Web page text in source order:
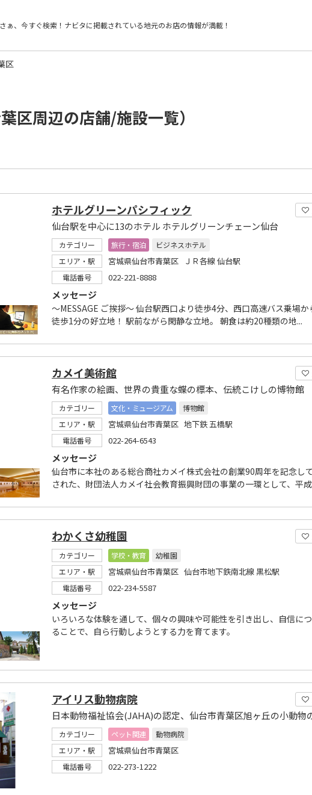
さぁ、今すぐ検索！ ナビタに掲載されている地元のお店の情報が満載！
区
区周辺の店舗/施設一覧）
ホテルグリーンパシフィック
仙台駅を中心に13のホテル ホテルグリーンチェーン仙台
カテゴリー 旅行・宿泊
ビジネスホテル
エリア・駅
宮城県仙台市青葉区 ＪＲ各線 仙台駅
電話番号 022-221-8888
メッセージ
～MESSAGE ご挨拶～ 仙台駅西口より徒歩4分、西口高速バス乗場か
徒歩1分の好立地！ 駅前ながら閑静な立地。 朝食は約20種類の地...
カメイ美術館
有名作家の絵画、世界の貴重な蝶の標本、伝統こけしの博物館
カテゴリー 文化・ミュージアム
博物館
エリア・駅
宮城県仙台市青葉区 地下鉄 五橋駅
電話番号 022-264-6543
メッセージ
仙台市に本社のある総合商社カメイ株式会社の創業90周年を記念し
された、財団法人カメイ社会教育振興財団の事業の一環として、平成
わかくさ幼稚園
カテゴリー 学校・教育
幼稚園
エリア・駅
宮城県仙台市青葉区 仙台市地下鉄南北線 黒松駅
電話番号 022-234-5587
メッセージ
いろいろな体験を通して、個々の興味や可能性を引き出し、自信に
ることで、自ら行動しようとする力を育てます。
アイリス動物病院
カテゴリー ペット関連
動物病院
エリア・駅
宮城県仙台市青葉区
電話番号 022-273-1222